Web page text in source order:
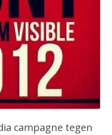
campagne tegen